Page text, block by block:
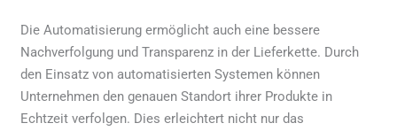
Die Automatisierung ermöglicht auch eine bessere
Nachverfolgung und Transparenz in der Lieferkette. Durch
den Einsatz von automatisierten Systemen können
Unternehmen den genauen Standort ihrer Produkte in
Echtzeit verfolgen. Dies erleichtert nicht nur das